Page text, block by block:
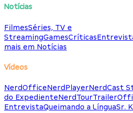
Notícias
FilmesSéries, TV e
StreamingGamesCríticas
mais em Notícias
Vídeos
NerdOfficeNerdPlayerNerdCast
do ExpedienteNerdTour
EntrevistaQueimando a LínguaSr. K